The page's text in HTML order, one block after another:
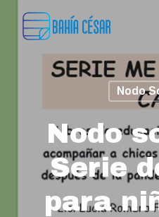
Nodo
Nodo
Serie
para